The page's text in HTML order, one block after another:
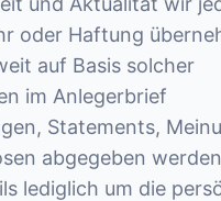
oder Haftung
auf Basis solcher
im Anlegerbrief
Statements,
abgegeben
lediglich um die